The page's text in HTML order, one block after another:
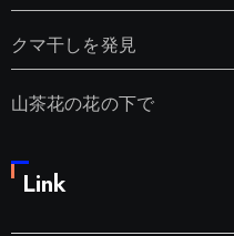
クマ干しを発見
山茶花の花の下で
Link